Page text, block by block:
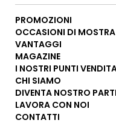
PROMOZIONI
OCCASIONI DI MOSTRA
VANTAGGI
MAGAZINE
I NOSTRI PUNTI
CHI SIAMO
DIVENTA NOSTRO
LAVORA CON NOI
CONTATTI